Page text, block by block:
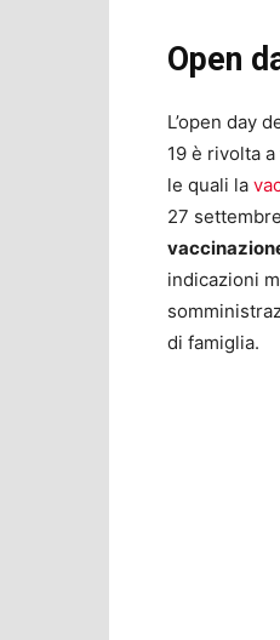
Open
L’open day
19 è rivolta a
le quali la
27
indicazioni
di famiglia.